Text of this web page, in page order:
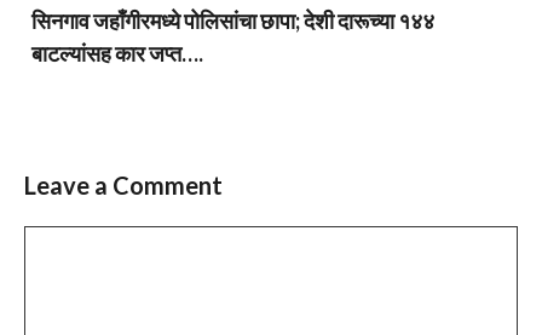
सिनगाव जहाँगीरमध्ये पोलिसांचा छापा; देशी दारूच्या १४४
बाटल्यांसह कार जप्त….
Leave a Comment